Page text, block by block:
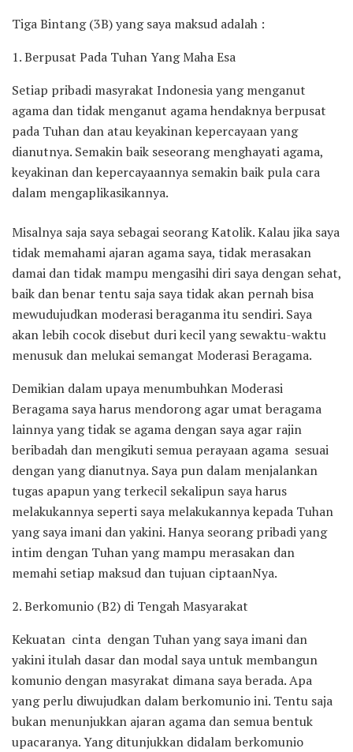
Tiga Bintang (3B) yang saya maksud adalah :
1. Berpusat Pada Tuhan Yang Maha Esa
Setiap pribadi masyrakat Indonesia yang menganut
agama dan tidak menganut agama hendaknya berpusat
pada Tuhan dan atau keyakinan kepercayaan yang
dianutnya. Semakin baik seseorang menghayati agama,
keyakinan dan kepercayaannya semakin baik pula cara
dalam mengaplikasikannya.
Misalnya saja saya sebagai seorang Katolik. Kalau jika saya
tidak memahami ajaran agama saya, tidak merasakan
damai dan tidak mampu mengasihi diri saya dengan sehat,
baik dan benar tentu saja saya tidak akan pernah bisa
mewudujudkan moderasi beraganma itu sendiri. Saya
akan lebih cocok disebut duri kecil yang sewaktu-waktu
menusuk dan melukai semangat Moderasi Beragama.
Demikian dalam upaya menumbuhkan Moderasi
Beragama saya harus mendorong agar umat beragama
lainnya yang tidak se agama dengan saya agar rajin
beribadah dan mengikuti semua perayaan agama sesuai
dengan yang dianutnya. Saya pun dalam menjalankan
tugas apapun yang terkecil sekalipun saya harus
melakukannya seperti saya melakukannya kepada Tuhan
yang saya imani dan yakini. Hanya seorang pribadi yang
intim dengan Tuhan yang mampu merasakan dan
memahi setiap maksud dan tujuan ciptaanNya.
2. Berkomunio (B2) di Tengah Masyarakat
Kekuatan cinta dengan Tuhan yang saya imani dan
yakini itulah dasar dan modal saya untuk membangun
komunio dengan masyrakat dimana saya berada. Apa
yang perlu diwujudkan dalam berkomunio ini. Tentu saja
bukan menunjukkan ajaran agama dan semua bentuk
upacaranya. Yang ditunjukkan didalam berkomunio